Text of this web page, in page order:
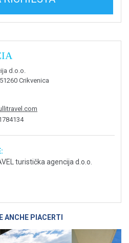
d.o.o.
Crikvenica
turistička agencija d.o.o.
ANCHE PIACERTI